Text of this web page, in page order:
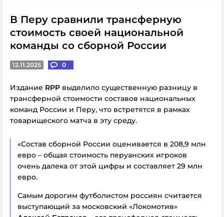
В Перу сравнили трансферную
стоимость своей национальной
команды со сборной России
12.11.2025 0
Издание RPP выделило существенную разницу в
трансферной стоимости составов национальных
команд России и Перу, что встретятся в рамках
товарищеского матча в эту среду.
«Состав сборной России оценивается в 208,9 млн
евро – общая стоимость перуанских игроков
очень далека от этой цифры и составляет 29 млн
евро.
Самым дорогим футболистом россиян считается
выступающий за московский «Локомотив»